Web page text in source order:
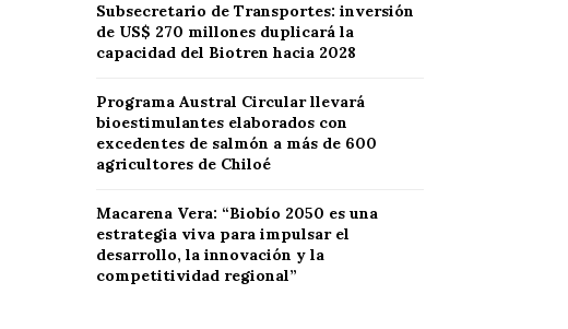
Subsecretario de Transportes: inversión
de US$ 270 millones duplicará la
capacidad del Biotren hacia 2028
Programa Austral Circular llevará
bioestimulantes elaborados con
excedentes de salmón a más de 600
agricultores de Chiloé
Macarena Vera: “Biobío 2050 es una
estrategia viva para impulsar el
desarrollo, la innovación y la
competitividad regional”